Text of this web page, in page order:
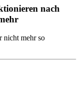
nach
nicht mehr so